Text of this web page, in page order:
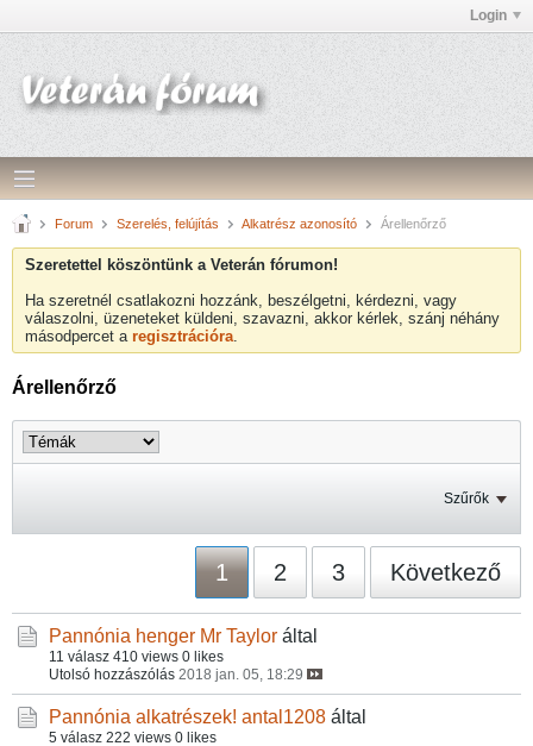
Login
Forum Szerelés, felújítás Alkatrész azonosító Árellenőrző
Szeretettel köszöntünk a Veterán fórumon!
Ha szeretnél csatlakozni hozzánk, beszélgetni, kérdezni, vagy
válaszolni, üzeneteket küldeni, szavazni, akkor kérlek, szánj néhány
másodpercet a regisztrációra.
Árellenőrző
Szűrők
1 2 3 Következő
Pannónia henger Mr Taylor által
11 válasz 410 views 0 likes
Utolsó hozzászólás 2018 jan. 05, 18:29
Pannónia alkatrészek! antal1208 által
5 válasz 222 views 0 likes